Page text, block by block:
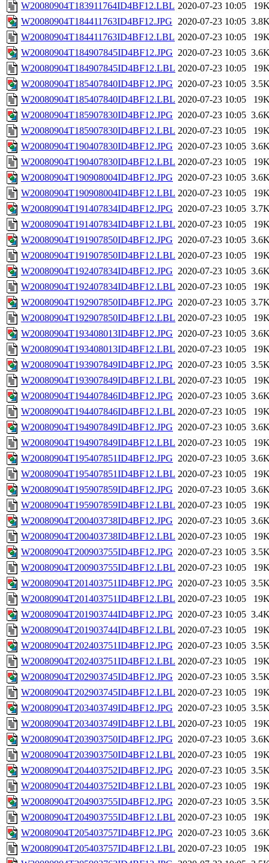
W20080904T183911764ID4BF12.LBL 2020-07-23 10:05
W20080904T184411763ID4BF12.JPG 2020-07-23 10:05
W20080904T184411763ID4BF12.LBL 2020-07-23 10:05
W20080904T184907845ID4BF12.JPG 2020-07-23 10:05
W20080904T184907845ID4BF12.LBL 2020-07-23 10:05
W20080904T185407840ID4BF12.JPG 2020-07-23 10:05
W20080904T185407840ID4BF12.LBL 2020-07-23 10:05
W20080904T185907830ID4BF12.JPG 2020-07-23 10:05
W20080904T185907830ID4BF12.LBL 2020-07-23 10:05
W20080904T190407830ID4BF12.JPG 2020-07-23 10:05
W20080904T190407830ID4BF12.LBL 2020-07-23 10:05
W20080904T190908004ID4BF12.JPG 2020-07-23 10:05
W20080904T190908004ID4BF12.LBL 2020-07-23 10:05
W20080904T191407834ID4BF12.JPG 2020-07-23 10:05
W20080904T191407834ID4BF12.LBL 2020-07-23 10:05
W20080904T191907850ID4BF12.JPG 2020-07-23 10:05
W20080904T191907850ID4BF12.LBL 2020-07-23 10:05
W20080904T192407834ID4BF12.JPG 2020-07-23 10:05
W20080904T192407834ID4BF12.LBL 2020-07-23 10:05
W20080904T192907850ID4BF12.JPG 2020-07-23 10:05
W20080904T192907850ID4BF12.LBL 2020-07-23 10:05
W20080904T193408013ID4BF12.JPG 2020-07-23 10:05
W20080904T193408013ID4BF12.LBL 2020-07-23 10:05
W20080904T193907849ID4BF12.JPG 2020-07-23 10:05
W20080904T193907849ID4BF12.LBL 2020-07-23 10:05
W20080904T194407846ID4BF12.JPG 2020-07-23 10:05
W20080904T194407846ID4BF12.LBL 2020-07-23 10:05
W20080904T194907849ID4BF12.JPG 2020-07-23 10:05
W20080904T194907849ID4BF12.LBL 2020-07-23 10:05
W20080904T195407851ID4BF12.JPG 2020-07-23 10:05
W20080904T195407851ID4BF12.LBL 2020-07-23 10:05
W20080904T195907859ID4BF12.JPG 2020-07-23 10:05
W20080904T195907859ID4BF12.LBL 2020-07-23 10:05
W20080904T200403738ID4BF12.JPG 2020-07-23 10:05
W20080904T200403738ID4BF12.LBL 2020-07-23 10:05
W20080904T200903755ID4BF12.JPG 2020-07-23 10:05
W20080904T200903755ID4BF12.LBL 2020-07-23 10:05
W20080904T201403751ID4BF12.JPG 2020-07-23 10:05
W20080904T201403751ID4BF12.LBL 2020-07-23 10:05
W20080904T201903744ID4BF12.JPG 2020-07-23 10:05
W20080904T201903744ID4BF12.LBL 2020-07-23 10:05
W20080904T202403751ID4BF12.JPG 2020-07-23 10:05
W20080904T202403751ID4BF12.LBL 2020-07-23 10:05
W20080904T202903745ID4BF12.JPG 2020-07-23 10:05
W20080904T202903745ID4BF12.LBL 2020-07-23 10:05
W20080904T203403749ID4BF12.JPG 2020-07-23 10:05
W20080904T203403749ID4BF12.LBL 2020-07-23 10:05
W20080904T203903750ID4BF12.JPG 2020-07-23 10:05
W20080904T203903750ID4BF12.LBL 2020-07-23 10:05
W20080904T204403752ID4BF12.JPG 2020-07-23 10:05
W20080904T204403752ID4BF12.LBL 2020-07-23 10:05
W20080904T204903755ID4BF12.JPG 2020-07-23 10:05
W20080904T204903755ID4BF12.LBL 2020-07-23 10:05
W20080904T205403757ID4BF12.JPG 2020-07-23 10:05
W20080904T205403757ID4BF12.LBL 2020-07-23 10:05